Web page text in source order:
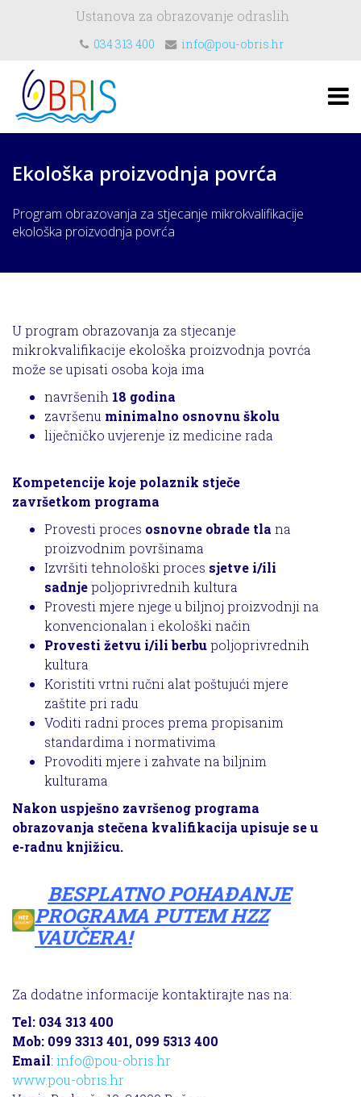
Ustanova za obrazovanje odraslih
034 313 400 info@pou-obris.hr
Ekološka proizvodnja povrća
Program obrazovanja za stjecanje mikrokvalifikacije
ekološka proizvodnja povrća
U program obrazovanja za stjecanje
mikrokvalifikacije ekološka proizvodnja povrća
može se upisati osoba koja ima
navršenih 18 godina
završenu minimalno osnovnu školu
liječničko uvjerenje iz medicine rada
Kompetencije koje polaznik stječe
završetkom programa
Provesti proces osnovne obrade tla na
proizvodnim površinama
Izvršiti tehnološki proces sjetve i/ili
sadnjepoljoprivrednih kultura
Provesti mjere njege u biljnoj proizvodnji na
konvencionalan i ekološki način
Provesti žetvu i/ili berbupoljoprivrednih
kultura
Koristiti vrtni ručni alat poštujući mjere
zaštite pri radu
Voditi radni proces prema propisanim
standardima i normativima
Provoditi mjere i zahvate na biljnim
kulturama
Nakon uspješno završenog programa
obrazovanja stečena kvalifikacija upisuje se u
e-radnu knjižicu.
BESPLATNO POHAĐANJE
PROGRAMA PUTEM HZZ
VAUČERA!
Za dodatne informacije kontaktirajte nas na:
Tel: 034 313 400
Mob: 099 3313 401, 099 5313 400
Email: info@pou-obris.hr
www.pou-obris.hr